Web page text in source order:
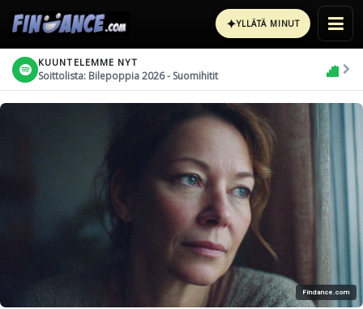
✦YLLÄTÄ MINUT
KUUNTELEMME NYT
Soittolista: Bilepoppia 2026 - Suomihitit
Findance.com